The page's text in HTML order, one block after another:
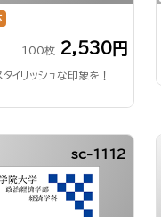
100枚 2,530円
イリッシュな印象を！
sc-1112